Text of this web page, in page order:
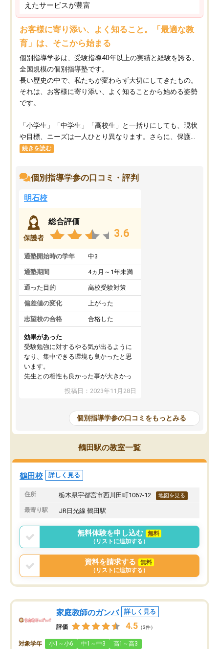
えたサービスが豊富
お客様に寄り添い、よく知ること。「最適な教
育」は、そこから始まる
個別指導学参は、受験指導40年以上の実績と経験を誇る、
全国規模の個別指導塾です。
長い歴史の中で、私たちが変わらず大切にしてきたもの。
それは、お客様に寄り添い、よく知ることから始める姿勢
です。
「小学生」「中学生」「高校生」と一括りにしても、現状
や目標、ニーズは一人ひとり異なります。さらに、保護...
続きを読む
個別指導学参の口コミ・評判
明石校
保護者
総合評価
3.6
通塾開始時の学年 中3
通塾期間 4ヵ月～1年未満
通った目的 高校受験対策
偏差値の変化 上がった
志望校の合格 合格した
効果があった
受験勉強に対するやる気が出るように
なり、集中できる環境も良かったと思
います。
先生との相性も良かった事が大きかっ
たと思います。
投稿日：2023年11月28日
個別指導学参の口コミをもっとみる
鶴田駅の教室一覧
鶴田校 詳しく見る
住所 栃木県宇都宮市西川田町1067-12 地図を見る
最寄り駅 JR日光線 鶴田駅
無料体験を申し込む
無料
（リストに追加する）
資料を請求する
無料
（リストに追加する）
家庭教師のガンバ 詳しく見る
評価 4.5 （3件）
対象学年 小1～小6 中1～中3 高1～高3